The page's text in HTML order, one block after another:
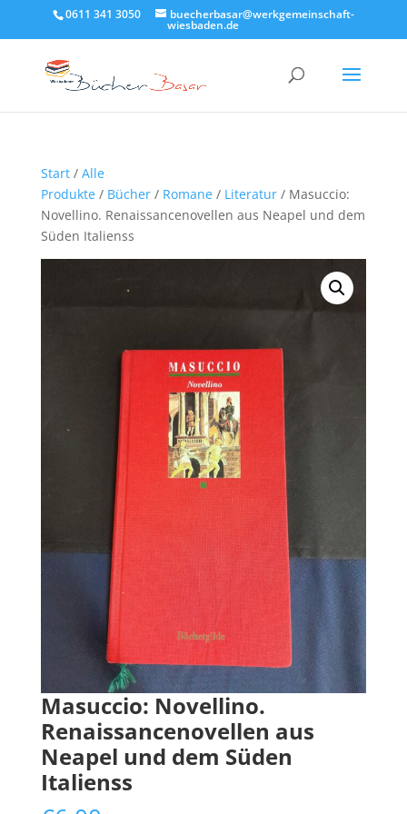
0611 341 3050 buecherbasar@werkgemeinschaft-
wiesbaden.de
Start/ Alle
Produkte/ Bücher/ Romane/ Literatur/ Masuccio:
Novellino. Renaissancenovellen aus Neapel und dem
Süden Italienss
Masuccio: Novellino.
Renaissancenovellen aus
Neapel und dem Süden
Italienss